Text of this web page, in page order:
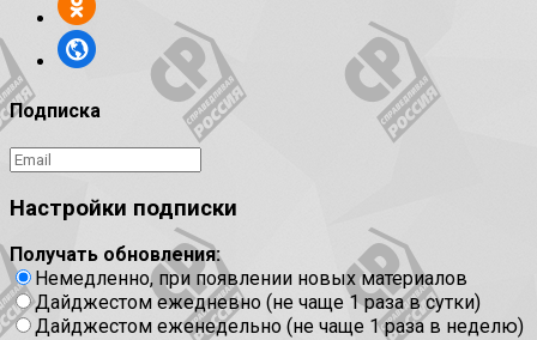
Подписка
Настройки подписки
Получать обновления:
Немедленно, при появлении новых материалов
Дайджестом ежедневно (не чаще 1 раза в сутки)
Дайджестом еженедельно (не чаще 1 раза в неделю)